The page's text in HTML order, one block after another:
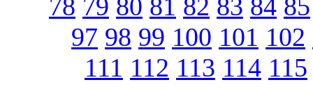
78 79 80 81 82 83 84 85
97 98 99 100 101 102
111 112 113 114 115